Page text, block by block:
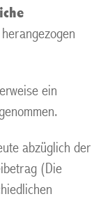
ein
abzüglich der
(Die